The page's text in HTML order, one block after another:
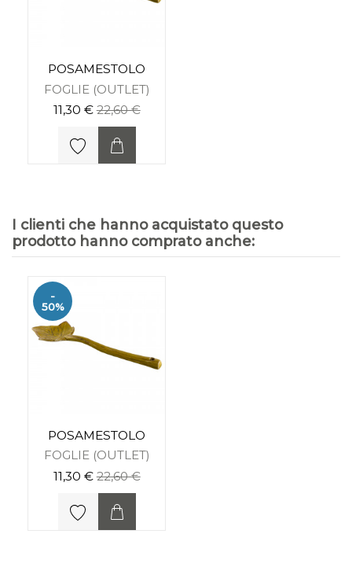
POSAMESTOLO
FOGLIE (OUTLET)
11,30 €22,60 €
I clienti che hanno acquistato questo
prodotto hanno comprato anche:
-
50%
POSAMESTOLO
FOGLIE (OUTLET)
11,30 €22,60 €